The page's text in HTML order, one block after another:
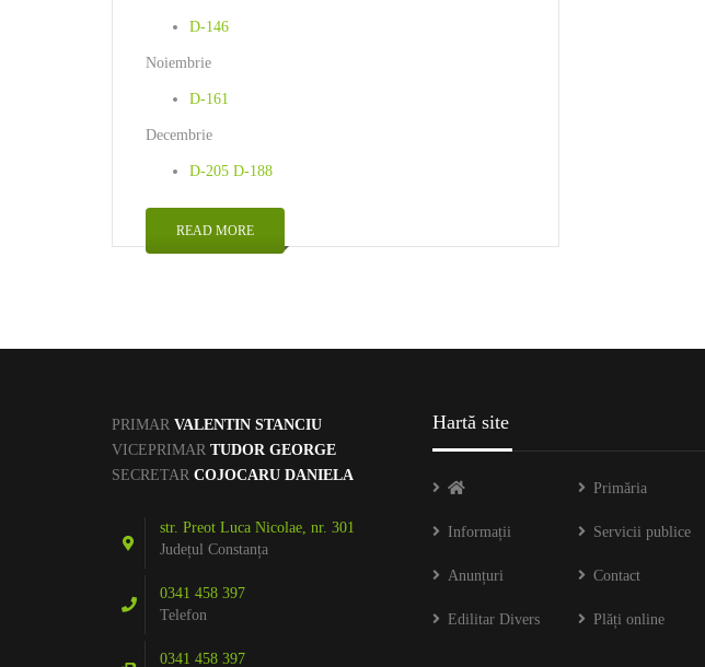
D-146
Noiembrie
D-161
Decembrie
D-205 D-188
READ MORE
PRIMAR VALENTIN STANCIU
VICEPRIMAR TUDOR GEORGE
SECRETAR COJOCARU DANIELA
str. Preot Luca Nicolae, nr. 301
Județul Constanța
0341 458 397
Telefon
0341 458 397
Hartă site
Primăria
Informații Servicii publice
Anunțuri Contact
Edilitar Divers Plăți online